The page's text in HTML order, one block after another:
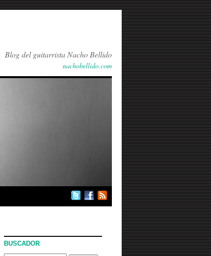
Blog del guitarrista Nacho Bellido
nachobellido.com
BUSCADOR